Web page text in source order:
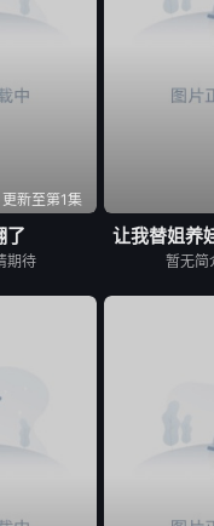
更新至第1集
了
期待
让我替姐养
暂无简